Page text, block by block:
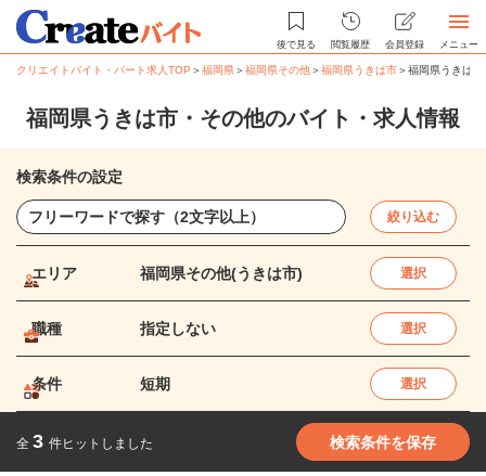
後で見る 閲覧履歴 会員登録 メニュー
クリエイトバイト・パート求人TOP ＞福岡県＞福岡県その他＞福岡県うきは市＞福岡県うきは
福岡県うきは市・その他のバイト・求人情報
検索条件の設定
絞り込む
エリア 福岡県その他(うきは市) 選択
職種 指定しない 選択
条件 短期 選択
全 3 件ヒットしました 検索条件を保存